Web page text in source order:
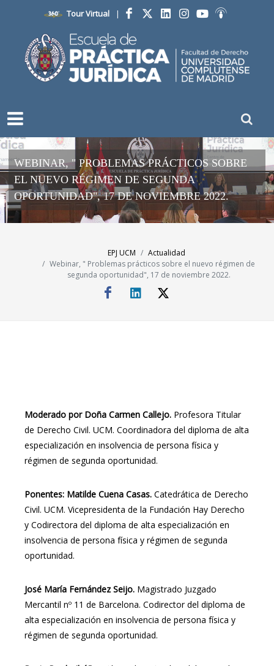
Tour Virtual |
Facebook
WEBINAR, " PROBLEMAS PRÁCTICOS SOBRE
EL NUEVO RÉGIMEN DE SEGUNDA
OPORTUNIDAD", 17 DE NOVIEMBRE 2022.
EPJ UCM
Actualidad
Webinar, " Problemas prácticos sobre el nuevo régimen de
segunda oportunidad", 17 de noviembre 2022.
Moderado por Doña Carmen Callejo. Profesora Titular
de Derecho Civil. UCM. Coordinadora del diploma de alta
especialización en insolvencia de persona física y
régimen de segunda oportunidad.
Ponentes: Matilde Cuena Casas. Catedrática de Derecho
Civil. UCM. Vicepresidenta de la Fundación Hay Derecho
y Codirectora del diploma de alta especialización en
insolvencia de persona física y régimen de segunda
oportunidad.
José María Fernández Seijo. Magistrado Juzgado
Mercantil nº 11 de Barcelona. Codirector del diploma de
alta especialización en insolvencia de persona física y
régimen de segunda oportunidad.